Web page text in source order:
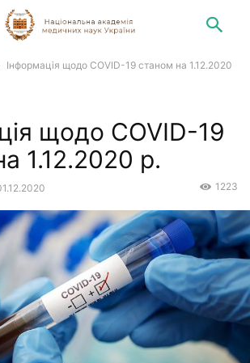
Інформація щодо COVID-19 станом на 1.12.2020
щодо COVID-19
1.12.2020 р.
1223